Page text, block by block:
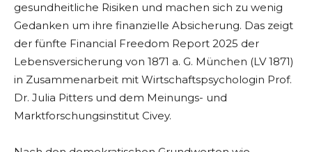
gesundheitliche Risiken und machen sich zu wenig
Gedanken um ihre finanzielle Absicherung. Das zeigt
der fünfte Financial Freedom Report 2025 der
Lebensversicherung von 1871 a. G. München (LV 1871)
in Zusammenarbeit mit Wirtschaftspsychologin Prof.
Dr. Julia Pitters und dem Meinungs- und
Marktforschungsinstitut Civey.